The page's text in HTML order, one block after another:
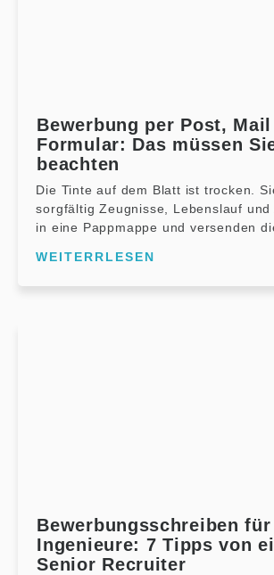
Bewerbung per Post,
Formular: Das müssen
beachten
Die Tinte auf dem Blatt ist trocken.
sorgfältig Zeugnisse, Lebenslauf und
in eine Pappmappe und versenden
WEITERRLESEN
Bewerbungsschreiben für
Ingenieure: 7 Tipps von
Senior Recruiter